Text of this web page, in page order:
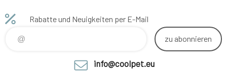
Rabatte und Neuigkeiten per E-Mail
zu abonnieren
info@coolpet.eu